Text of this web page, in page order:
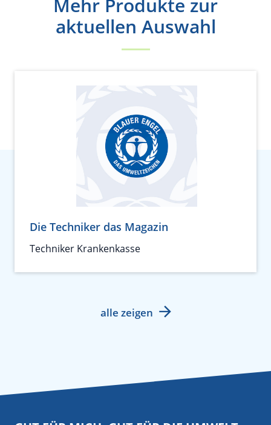
Mehr Produkte zur
aktuellen Auswahl
Die Techniker das Magazin
Techniker Krankenkasse
alle zeigen